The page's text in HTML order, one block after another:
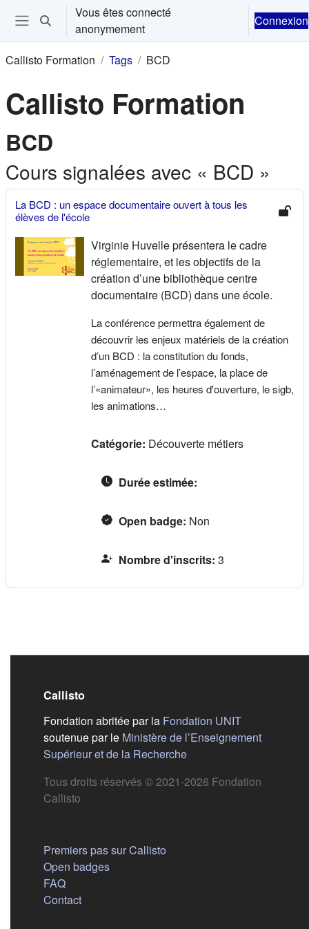
Passer au contenu principal
Ouvrir le menu de navigation
Activer/désactiver la saisie de recherche
Vous êtes connecté
anonymement
Connexion
Callisto Formation Tags BCD
Callisto Formation
BCD
Cours signalées avec « BCD »
La BCD : un espace documentaire ouvert à tous les
élèves de l'école
Virginie Huvelle présentera le cadre
réglementaire, et les objectifs de la
création d’une bibliothèque centre
documentaire (BCD) dans une école.
La conférence permettra également de
découvrir les enjeux matériels de la création
d’un BCD : la constitution du fonds,
l’aménagement de l’espace, la place de
l’«animateur», les heures d'ouverture, le sigb,
les animations…
Catégorie: Découverte métiers
Durée estimée:
Open badge: Non
Nombre d'inscrits: 3
Callisto
Fondation abritée par la Fondation UNIT(s'ouvre
soutenue par le Ministère de l’Enseignement
Supérieur et de la Recherche(s'ouvre dans un nouvel
Tous droits réservés © 2021-2026 Fondation
Callisto
Premiers pas sur Callisto
Open badges
FAQ
Contact